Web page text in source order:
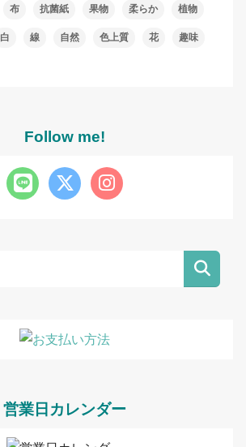
布 抗菌紙 果物 柔らか 植物
白 線 自然 色上質 花 趣味
Follow me!
営業日カレンダー